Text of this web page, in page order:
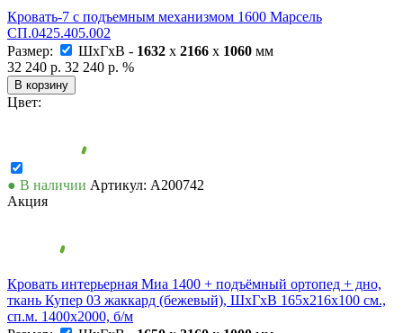
Кровать-7 с подъемным механизмом 1600 Марсель
СП.0425.405.002
Размер:
ШxГxВ - 1632 x 2166 x 1060 мм
32 240 р. 32 240 р. %
В корзину
Цвет:
● В наличии Артикул: А200742
Акция
Кровать интерьерная Миа 1400 + подъёмный ортопед + дно,
ткань Купер 03 жаккард (бежевый), ШхГхВ 165х216х100 см.,
сп.м. 1400х2000, б/м